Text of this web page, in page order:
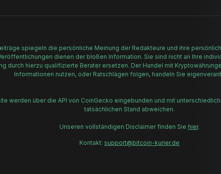
spiegeln die persönliche Meinung der Redakteure und ihre
dienen der bloßen Information. Sie sind nicht an Ihre
durch hierzu qualifizierte Berater ersetzen. Der Handel mit
Informationen nutzen, oder Ratschlägen folgen, handeln Sie
werden über die API von CoinGecko eingebunden und mit
tatsächlichen Stand abweichen.
Unseren vollständigen Disclaimer finden Sie hier.
Kontakt: support@bitcoin-kurier.de